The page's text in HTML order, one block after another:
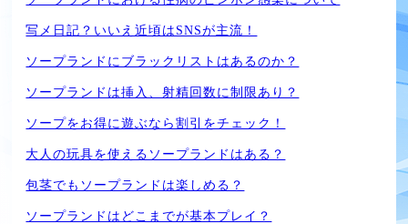
写メ日記？いいえ近頃はSNSが主流！
ソープランドにブラックリストはあるのか？
ソープランドは挿入、射精回数に制限あり？
ソープをお得に遊ぶなら割引をチェック！
大人の玩具を使えるソープランドはある？
包茎でもソープランドは楽しめる？
ソープランドはどこまでが基本プレイ？